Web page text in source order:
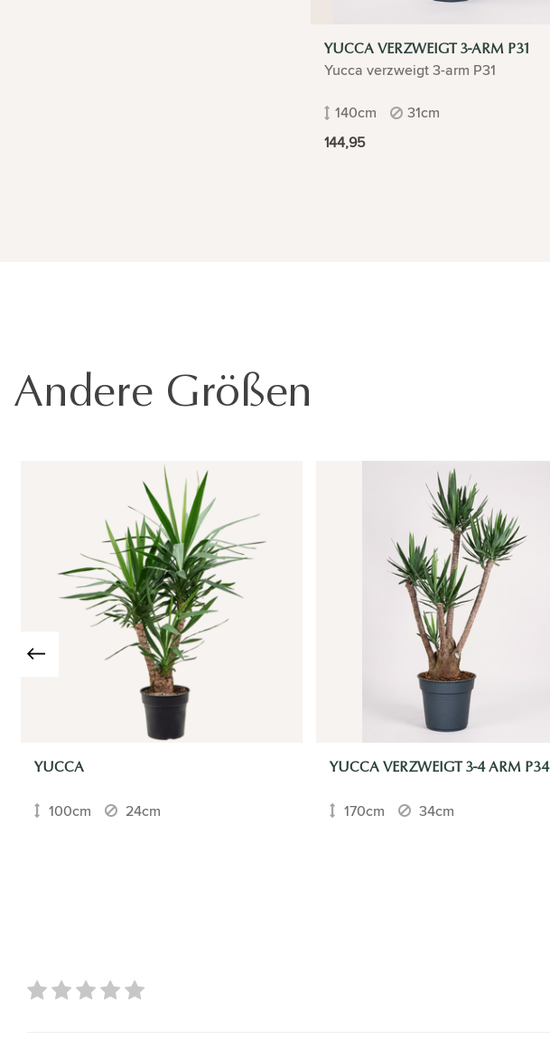
YUCCA VERZWEIGT 3-ARM P31
Yucca verzweigt 3-arm P31
140cm
31cm
144,95
Andere Größen
YUCCA
100cm 24cm
YUCCA VERZWEIGT 3-4 ARM P34
170cm 34cm